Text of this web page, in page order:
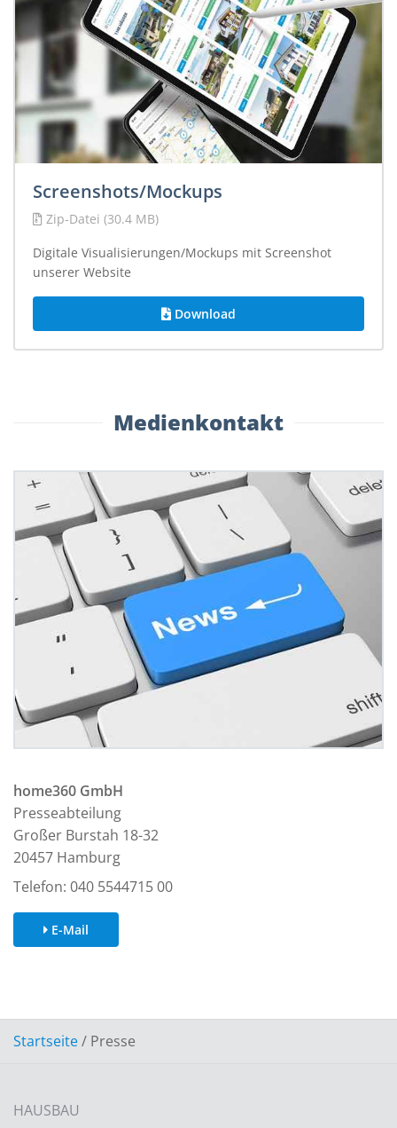
Screenshots/Mockups
Zip-Datei (30.4 MB)
Digitale Visualisierungen/Mockups mit Screenshot
unserer Website
Download
Medienkontakt
home360 GmbH
Presseabteilung
Großer Burstah 18-32
20457 Hamburg
Telefon: 040 5544715 00
E-Mail
Startseite/ Presse
HAUSBAU